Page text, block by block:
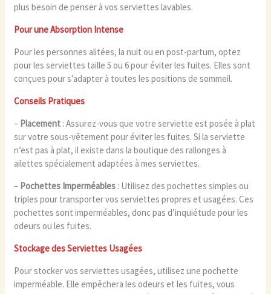
plus besoin de penser à vos serviettes lavables.
Pour une Absorption Intense
Pour les personnes alitées, la nuit ou en post-partum, optez
pour les serviettes taille 5 ou 6 pour éviter les fuites. Elles sont
conçues pour s’adapter à toutes les positions de sommeil.
Conseils Pratiques
– Placement : Assurez-vous que votre serviette est posée à plat
sur votre sous-vêtement pour éviter les fuites. Si la serviette
n’est pas à plat, il existe dans la boutique des rallonges à
ailettes spécialement adaptées à mes serviettes.
– Pochettes Imperméables : Utilisez des pochettes simples ou
triples pour transporter vos serviettes propres et usagées. Ces
pochettes sont imperméables, donc pas d’inquiétude pour les
odeurs ou les fuites.
Stockage des Serviettes Usagées
Pour stocker vos serviettes usagées, utilisez une pochette
imperméable. Elle empêchera les odeurs et les fuites, vous